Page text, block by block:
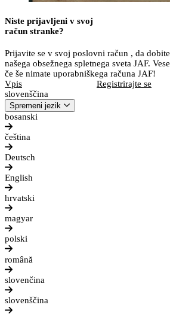
Niste prijavljeni v svoj
račun stranke?
Prijavite se v svoj poslovni račun , da
našega obsežnega spletnega sveta JAF.
če še nimate uporabniškega računa JAF!
Vpis
Registrirajte se
slovenščina
Spremeni jezik
bosanski
čeština
Deutsch
English
hrvatski
magyar
polski
română
slovenčina
slovenščina